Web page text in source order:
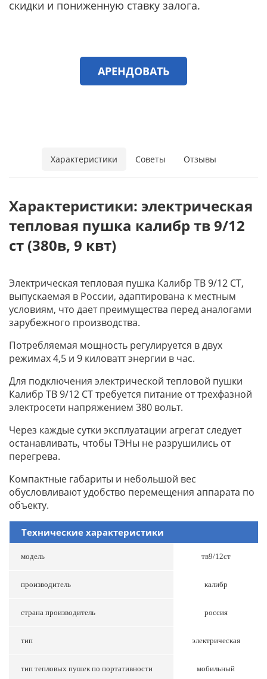
скидки и пониженную ставку залога.
АРЕНДОВАТЬ
Характеристики Советы Отзывы
Характеристики: электрическая
тепловая пушка калибр тв 9/12
ст (380в, 9 квт)
Электрическая тепловая пушка Калибр ТВ 9/12 СТ,
выпускаемая в России, адаптирована к местным
условиям, что дает преимущества перед аналогами
зарубежного производства.
Потребляемая мощность регулируется в двух
режимах 4,5 и 9 киловатт энергии в час.
Для подключения электрической тепловой пушки
Калибр ТВ 9/12 СТ требуется питание от трехфазной
электросети напряжением 380 вольт.
Через каждые сутки эксплуатации агрегат следует
останавливать, чтобы ТЭНы не разрушились от
перегрева.
Компактные габариты и небольшой вес
обусловливают удобство перемещения аппарата по
объекту.
Технические характеристики
модель тв9/12ст
производитель калибр
страна производитель россия
тип электрическая
тип тепловых пушек по портативности мобильный